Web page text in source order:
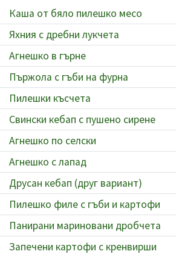
Каша от бяло пилешко месо
Яхния с дребни лукчета
Агнешко в гърне
Пържола с гъби на фурна
Пилешки късчета
Свински кебап с пушено сирене
Агнешко по селски
Агнешко с лапад
Друсан кебап (друг вариант)
Пилешко филе с гъби и картофи
Панирани мариновани дробчета
Запечени картофи с кренвирши